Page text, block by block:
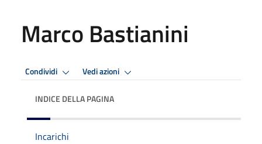
Marco Bastianini
Condividi Vedi azioni
INDICE DELLA PAGINA
Incarichi